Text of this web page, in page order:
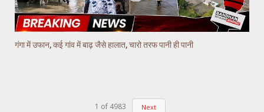
गंगा में उफान, कई गांव में बाढ़ जैसे हालात, चारो तरफ पानी ही पानी
1 of 4983 Next